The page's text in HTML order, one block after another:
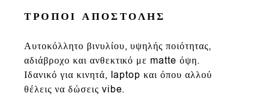
ΤΡΟΠΟΙ ΑΠΟΣΤΟΛΗΣ
Αυτοκόλλητο βινυλίου, υψηλής ποιότητας,
αδιάβροχο και ανθεκτικό με matte όψη.
Ιδανικό για κινητά, laptop και όπου αλλού
θέλεις να δώσεις vibe.